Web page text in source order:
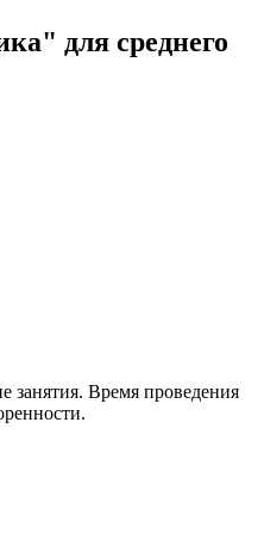
для среднего
занятия. Время проведения